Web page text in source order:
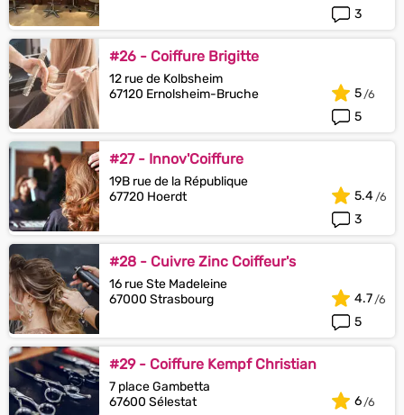
3
#26 - Coiffure Brigitte
12 rue de Kolbsheim
67120 Ernolsheim-Bruche
5
5
#27 - Innov'Coiffure
19B rue de la République
67720 Hoerdt
3
5.4
#28 - Cuivre Zinc Coiffeur's
16 rue Ste Madeleine
67000 Strasbourg
5
4.7
#29 - Coiffure Kempf Christian
7 place Gambetta
67600 Sélestat
6